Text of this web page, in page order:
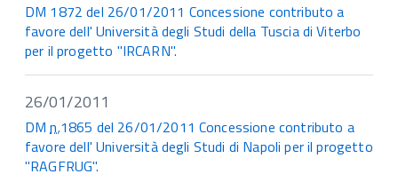
DM 1872 del 26/01/2011 Concessione contributo a
favore dell' Università degli Studi della Tuscia di Viterbo
per il progetto "IRCARN".
26/01/2011
DMn.1865 del 26/01/2011 Concessione contributo a
favore dell' Università degli Studi di Napoli per il progetto
"RAGFRUG".